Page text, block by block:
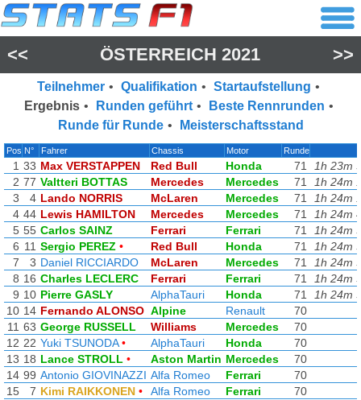
<< ÖSTERREICH 2021 >>
Teilnehmer • Qualifikation • Startaufstellung •
Ergebnis • Runden geführt • Beste Rennrunden •
Runde für Runde • Meisterschaftsstand
Pos N° Fahrer Chassis Motor Runde
1 33 Max VERSTAPPEN Red Bull Honda 71
1h 23m
2 77 Valtteri BOTTAS Mercedes Mercedes 71
1h 24m
3
4 Lando NORRIS McLaren Mercedes 71
1h 24m
4 44 Lewis HAMILTON Mercedes Mercedes 71
1h 24m
5 55 Carlos SAINZ Ferrari Ferrari 71
1h 24m
6 11 Sergio PEREZ • Red Bull Honda 71
1h 24m
7
3 Daniel RICCIARDO McLaren Mercedes 71
1h 24m
8 16 Charles LECLERC Ferrari Ferrari 71
1h 24m
9 10 Pierre GASLY AlphaTauri Honda 71
1h 24m
10 14 Fernando ALONSO Alpine Renault
70
11 63 George RUSSELL Williams Mercedes
70
12 22 Yuki TSUNODA • AlphaTauri Honda
70
13 18 Lance STROLL • Aston Martin Mercedes
70
14 99 Antonio GIOVINAZZI Alfa Romeo Ferrari
70
15
7 Kimi RAIKKONEN • Alfa Romeo Ferrari
70